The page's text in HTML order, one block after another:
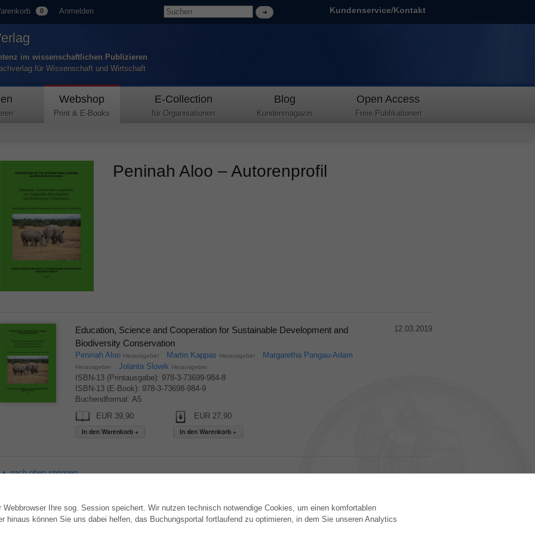
Ihre sog. Session speichert. Wir nutzen technisch notwendige Cookies, um einen komfortablen
hinaus können Sie uns dabei helfen, das Buchungsportal fortlaufend zu optimieren, in dem Sie unseren Analytics
0 Anmelden Kundenservice/Kontakt
im wissenschaftlichen Publizieren
für Wissenschaft und Wirtschaft
Webshop
Print & E-Books
E-Collection
für Organisationen
Blog
Kundenmagazin
Open Access
Freie Publikationen
Peninah Aloo – Autorenprofil
Education, Science and Cooperation for Sustainable Development and
Biodiversity Conservation
Peninah Aloo Herausgeber Martin Kappas Herausgeber Margaretha Pangau-Adam
Herausgeber Jolanta Slowik Herausgeber
ISBN-13 (Printausgabe): 978-3-73699-984-8
ISBN-13 (E-Book): 978-3-73698-984-9
Buchendformat: A5
EUR 39,90
EUR 27,90
12.03.2019
▲ nach oben springen
WEBSHOP AUTOR WERDEN VERLAG